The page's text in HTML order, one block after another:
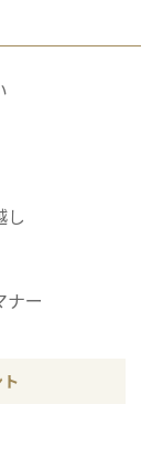
し
ナー